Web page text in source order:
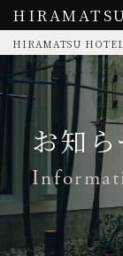
HIRAMATSU
お知